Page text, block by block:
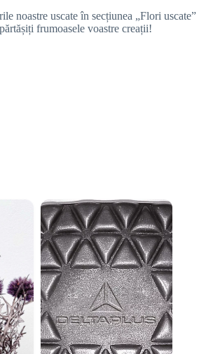
noastre uscate în secțiunea „Flori uscate”
frumoasele voastre creații!